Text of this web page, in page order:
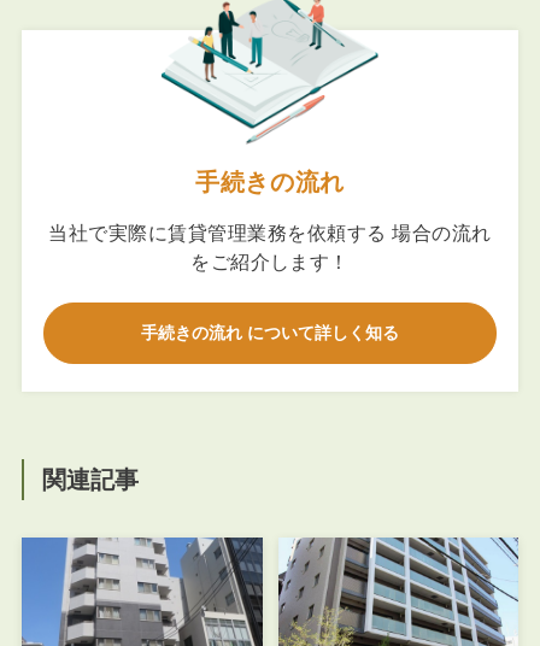
手続きの流れ
当社で実際に賃貸管理業務を依頼する 場合の流れ
をご紹介します！
手続きの流れ について詳しく知る
関連記事